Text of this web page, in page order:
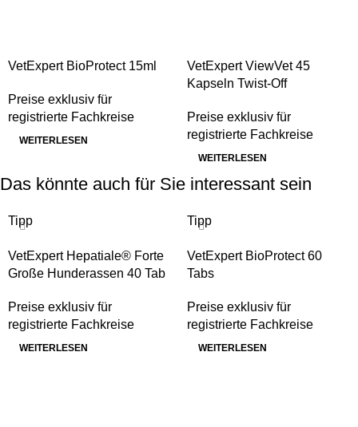
VetExpert BioProtect 15ml
Preise exklusiv für
registrierte Fachkreise
WEITERLESEN
VetExpert ViewVet 45
Kapseln Twist-Off
Preise exklusiv für
registrierte Fachkreise
WEITERLESEN
Das könnte auch für Sie interessant sein
Tipp
VetExpert Hepatiale® Forte
Große Hunderassen 40 Tab
Preise exklusiv für
registrierte Fachkreise
WEITERLESEN
Tipp
VetExpert BioProtect 60
Tabs
Preise exklusiv für
registrierte Fachkreise
WEITERLESEN